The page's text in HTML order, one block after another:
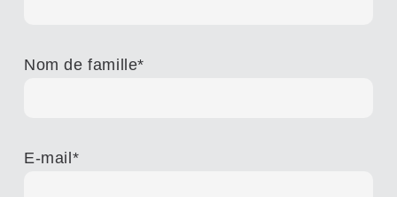
Nom de famille*
E-mail *